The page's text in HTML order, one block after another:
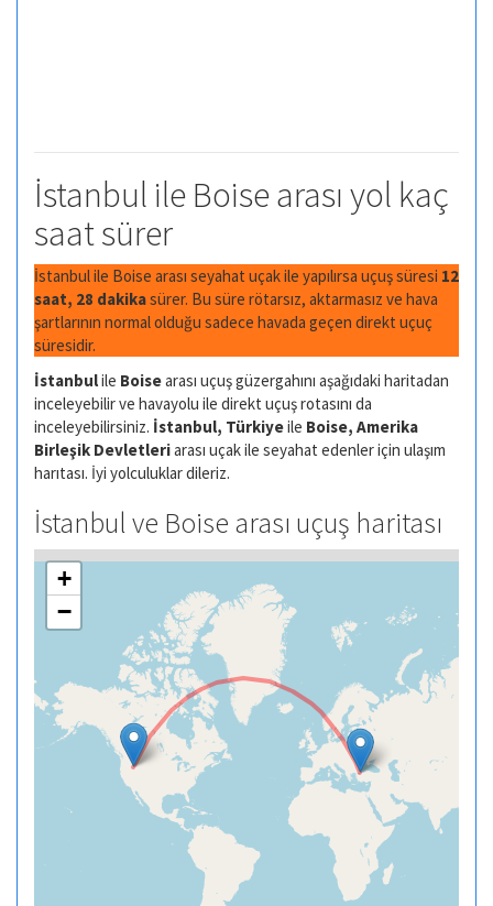
İstanbul ile Boise arası yol kaç
saat sürer
İstanbul ile Boise arası seyahat uçak ile yapılırsa uçuş süresi 12
saat, 28 dakikasürer. Bu süre rötarsız, aktarmasız ve hava
şartlarının normal olduğu sadece havada geçen direkt uçuç
süresidir.
İstanbulile Boisearası uçuş güzergahını aşağıdaki haritadan
inceleyebilir ve havayolu ile direkt uçuş rotasını da
inceleyebilirsiniz. İstanbul, Türkiyeile Boise, Amerika
Birleşik Devletleriarası uçak ile seyahat edenler için ulaşım
harıtası. İyi yolculuklar dileriz.
İstanbul ve Boise arası uçuş haritası
+
−